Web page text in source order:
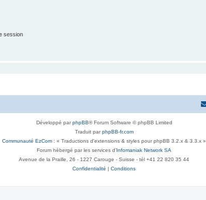
session
Développé parphpBB® Forum Software © phpBB Limited
Traduit parphpBB-fr.com
Communauté EzCom : « Traductions d'extensions & styles pour phpBB 3.2.x & 3.3.x »
Forum hébergé par les services d’Infomaniak Network SA
Avenue de la Praille, 26 - 1227 Carouge - Suisse - tél +41 22 820 35 44
Confidentialité | Conditions